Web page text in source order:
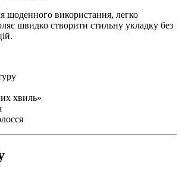
щоденного використання, легко
швидко створити стильну укладку без
хвиль»